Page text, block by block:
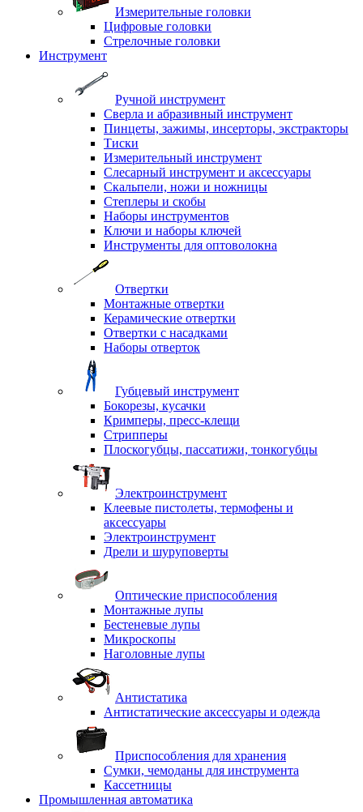
Измерительные головки
Цифровые головки
Стрелочные головки
Инструмент
Ручной инструмент
Сверла и абразивный инструмент
Пинцеты, зажимы, инсерторы, экстракторы
Тиски
Измерительный инструмент
Слесарный инструмент и аксессуары
Скальпели, ножи и ножницы
Степлеры и скобы
Наборы инструментов
Ключи и наборы ключей
Инструменты для оптоволокна
Отвертки
Монтажные отвертки
Керамические отвертки
Отвертки с насадками
Наборы отверток
Губцевый инструмент
Бокорезы, кусачки
Кримперы, пресс-клещи
Стрипперы
Плоскогубцы, пассатижи, тонкогубцы
Электроинструмент
Клеевые пистолеты, термофены и
аксессуары
Электроинструмент
Дрели и шуруповерты
Оптические приспособления
Монтажные лупы
Бестеневые лупы
Микроскопы
Наголовные лупы
Антистатика
Антистатические аксессуары и одежда
Приспособления для хранения
Сумки, чемоданы для инструмента
Кассетницы
Промышленная автоматика